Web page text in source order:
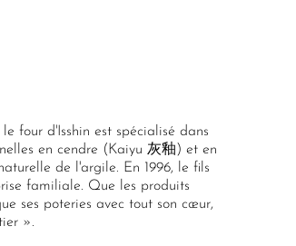
four d'Isshin est spécialisé dans
en cendre (Kaiyu 灰釉) et en
de l'argile. En 1996, le fils
familiale. Que les produits
ses poteries avec tout son cœur,
».